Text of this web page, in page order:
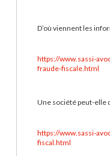
D’où viennent les
https://www.sassi-
fraude-fiscale.html
Une société peut-elle
https://www.sassi-
fiscal.html